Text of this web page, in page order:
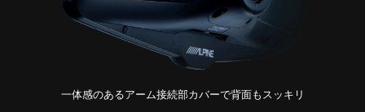
一体感のあるアーム接続部カバーで背面もスッキリ